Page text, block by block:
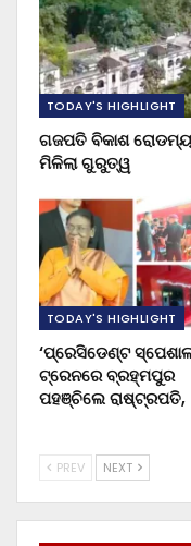
TODAY'S HIGHLIGHT
ଗଜପତି ବିକାଶ
ମିଳିଲା ଗୁରୁତ୍ୱ
TODAY'S HIGHLIGHT
‘ପ୍ରେସିଡେଣ୍ଟ
ଟ୍ରେନରେ ବ୍ରହ୍ମପୁର
ପହଞ୍ଚିଲେ ରାଷ୍ଟ୍ରପତି,
PREV NEXT